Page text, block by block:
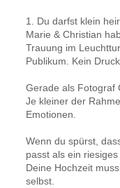
1. Du darfst klein
Marie & Christian
Trauung im
Publikum. Kein
Gerade als Fotograf
Je kleiner der
Emotionen.
Wenn du spürst,
passt als ein
Deine Hochzeit
selbst.